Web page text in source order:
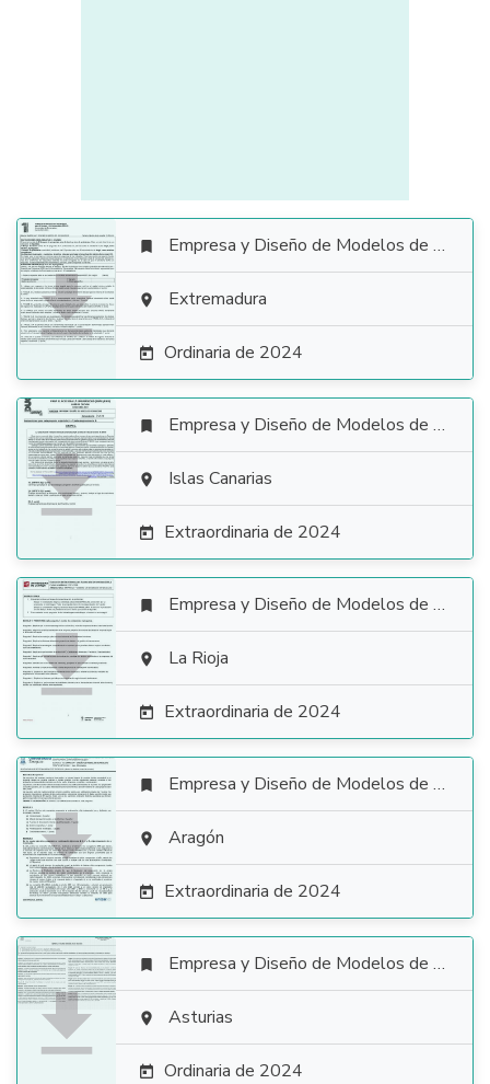

 Empresa y Diseño de Modelos de Negocio
 Extremadura
 Ordinaria de 2024

 Empresa y Diseño de Modelos de Negocio
 Islas Canarias
 Extraordinaria de 2024

 Empresa y Diseño de Modelos de Negocio
 La Rioja
 Extraordinaria de 2024

 Empresa y Diseño de Modelos de Negocio
 Aragón
 Extraordinaria de 2024

 Empresa y Diseño de Modelos de Negocio
 Asturias
 Ordinaria de 2024